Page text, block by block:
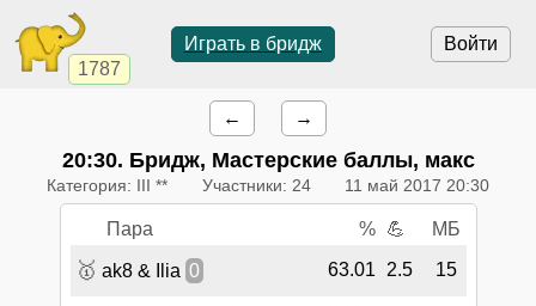
1787
Войти
Играть в бридж
← →
20:30. Бридж, Мастерские баллы, макс
Категория: III ** Участники: 24 11 май 2017 20:30
Пара % 💪 МБ
🥇 ak8 & Ilia 0 63.01 2.5 15